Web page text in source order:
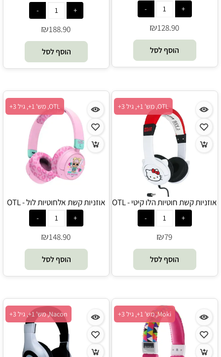
₪128.90
הוסף לסל
₪188.90
הוסף לסל
OTL, מש' 1+, גיל 3+
אוזניות קשת חוטיות הלו קיטי - OTL
₪79
הוסף לסל
OTL, מש' 1+, גיל 3+
אוזניות קשת אלחוטיות לול - OTL
₪148.90
הוסף לסל
Moki, מש' 1+, גיל 3+ Nacon, מש' 1+, גיל 3+